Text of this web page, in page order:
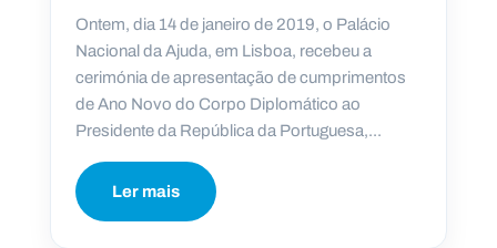
Ontem, dia 14 de janeiro de 2019, o Palácio
Nacional da Ajuda, em Lisboa, recebeu a
cerimónia de apresentação de cumprimentos
de Ano Novo do Corpo Diplomático ao
Presidente da República ​da Portuguesa,...
Ler mais